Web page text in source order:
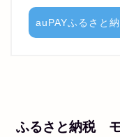
auPAYふるさと
ふるさと納税